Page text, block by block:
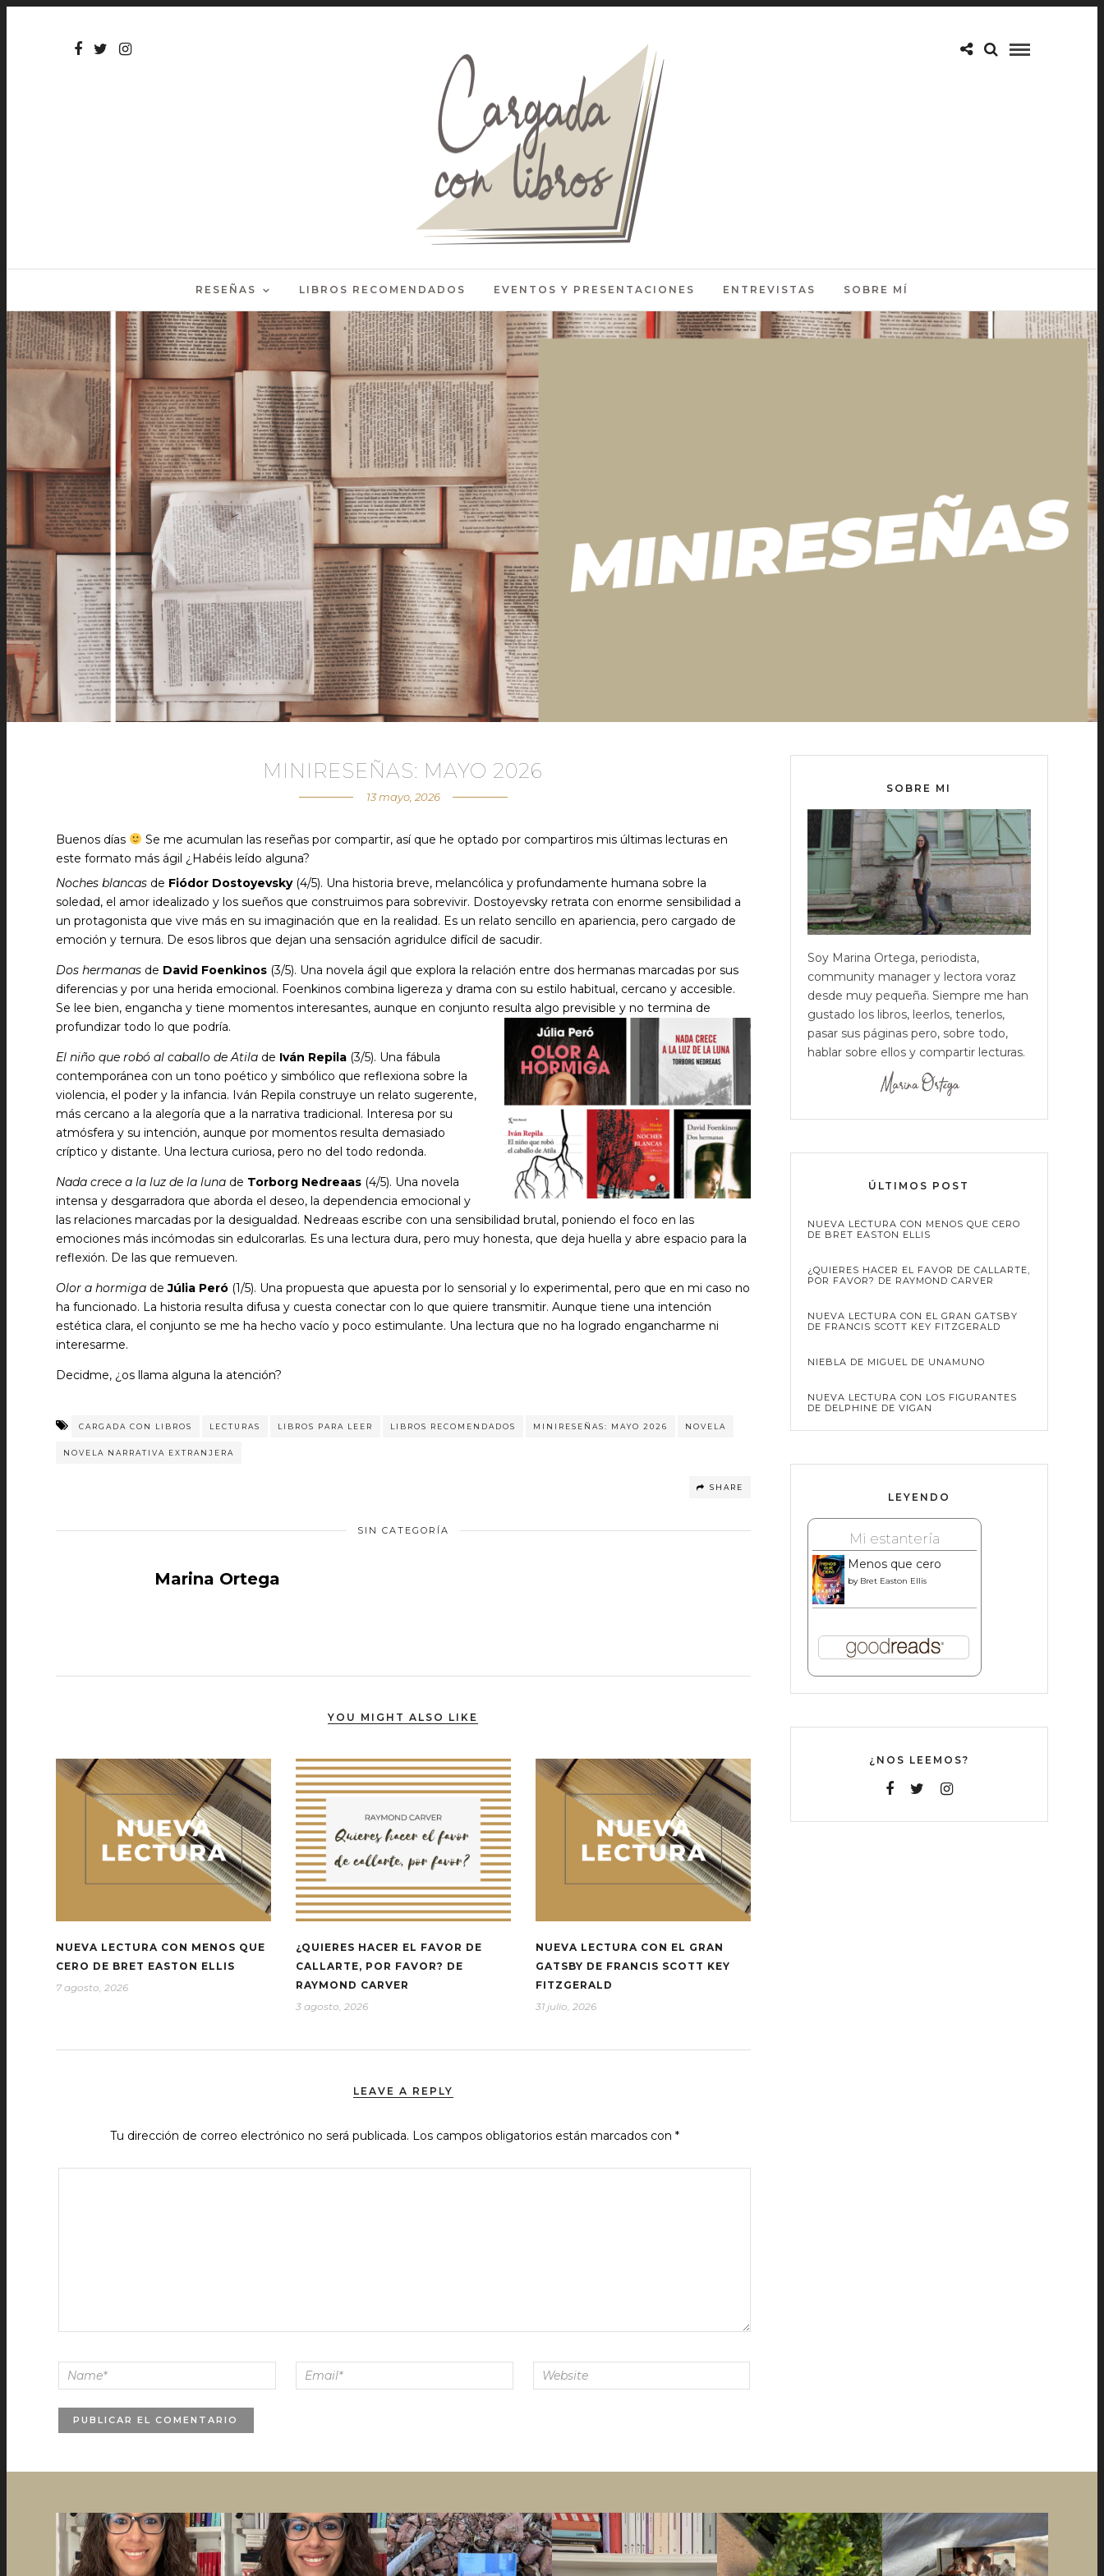
RESEÑAS LIBROS RECOMENDADOS EVENTOS Y PRESENTACIONES ENTREVISTAS SOBRE MÍ
MINIRESEÑAS: MAYO 2026
13 mayo, 2026
Buenos días
Se me acumulan las reseñas por compartir, así que he optado por compartiros mis últimas lecturas en
este formato más ágil ¿Habéis leído alguna?
Noches blancas de Fiódor Dostoyevsky (4/5). Una historia breve, melancólica y profundamente humana sobre la
soledad, el amor idealizado y los sueños que construimos para sobrevivir. Dostoyevsky retrata con enorme sensibilidad a
un protagonista que vive más en su imaginación que en la realidad. Es un relato sencillo en apariencia, pero cargado de
emoción y ternura. De esos libros que dejan una sensación agridulce difícil de sacudir.
Dos hermanas de David Foenkinos (3/5). Una novela ágil que explora la relación entre dos hermanas marcadas por sus
diferencias y por una herida emocional. Foenkinos combina ligereza y drama con su estilo habitual, cercano y accesible.
Se lee bien, engancha y tiene momentos interesantes, aunque en conjunto resulta algo previsible y no termina de
profundizar todo lo que podría.
El niño que robó al caballo de Atila de Iván Repila (3/5). Una fábula
contemporánea con un tono poético y simbólico que reflexiona sobre la
violencia, el poder y la infancia. Iván Repila construye un relato sugerente,
más cercano a la alegoría que a la narrativa tradicional. Interesa por su
atmósfera y su intención, aunque por momentos resulta demasiado
críptico y distante. Una lectura curiosa, pero no del todo redonda.
Nada crece a la luz de la luna de Torborg Nedreaas (4/5). Una novela
intensa y desgarradora que aborda el deseo, la dependencia emocional y
las relaciones marcadas por la desigualdad. Nedreaas escribe con una sensibilidad brutal, poniendo el foco en las
emociones más incómodas sin edulcorarlas. Es una lectura dura, pero muy honesta, que deja huella y abre espacio para la
reflexión. De las que remueven.
Olor a hormiga deJúlia Peró (1/5). Una propuesta que apuesta por lo sensorial y lo experimental, pero que en mi caso no
ha funcionado. La historia resulta difusa y cuesta conectar con lo que quiere transmitir. Aunque tiene una intención
estética clara, el conjunto se me ha hecho vacío y poco estimulante. Una lectura que no ha logrado engancharme ni
interesarme.
Decidme, ¿os llama alguna la atención?
CARGADA CON LIBROS LECTURAS LIBROS PARA LEER LIBROS RECOMENDADOS MINIRESEÑAS: MAYO 2026 NOVELA
NOVELA NARRATIVA EXTRANJERA
SHARE
SIN CATEGORÍA
Marina Ortega
YOU MIGHT ALSO LIKE
NUEVA LECTURA CON MENOS QUE
CERO DE BRET EASTON ELLIS
7 agosto, 2026
¿QUIERES HACER EL FAVOR DE
CALLARTE, POR FAVOR? DE
RAYMOND CARVER
3 agosto, 2026
NUEVA LECTURA CON EL GRAN
GATSBY DE FRANCIS SCOTT KEY
FITZGERALD
31 julio, 2026
LEAVE A REPLY
Tu dirección de correo electrónico no será publicada. Los campos obligatorios están marcados con *
SOBRE MI
Soy Marina Ortega, periodista,
community manager y lectora voraz
desde muy pequeña. Siempre me han
gustado los libros, leerlos, tenerlos,
pasar sus páginas pero, sobre todo,
hablar sobre ellos y compartir lecturas.
ÚLTIMOS POST
NUEVA LECTURA CON MENOS QUE CERO
DE BRET EASTON ELLIS
¿QUIERES HACER EL FAVOR DE CALLARTE,
POR FAVOR? DE RAYMOND CARVER
NUEVA LECTURA CON EL GRAN GATSBY
DE FRANCIS SCOTT KEY FITZGERALD
NIEBLA DE MIGUEL DE UNAMUNO
NUEVA LECTURA CON LOS FIGURANTES
DE DELPHINE DE VIGAN
LEYENDO
Mi estantería
Menos que cero
by Bret Easton Ellis
¿NOS LEEMOS?